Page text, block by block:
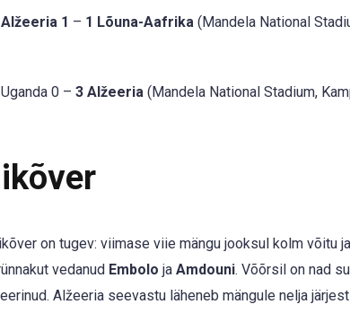
Alžeeria 1 – 1 Lõuna-Aafrika (Mandela National
0 – 3 Alžeeria (Mandela National Stadium,
on tugev: viimase viie mängu jooksul kolm võitu
vedanud Embolo ja Amdouni. Võõrsil on nad
Alžeeria seevastu läheneb mängule nelja